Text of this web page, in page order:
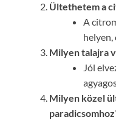
Ültethetem a
A
helyen,
Milyen talajra
Jól
Milyen közel